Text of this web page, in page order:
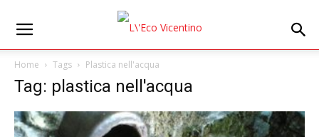
Home Tags Plastica nell'acqua
Tag: plastica nell'acqua